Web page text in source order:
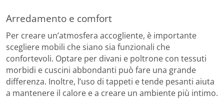
Arredamento e comfort
Per creare un’atmosfera accogliente, è importante
scegliere mobili che siano sia funzionali che
confortevoli. Optare per divani e poltrone con tessuti
morbidi e cuscini abbondanti può fare una grande
differenza. Inoltre, l’uso di tappeti e tende pesanti aiuta
a mantenere il calore e a creare un ambiente più intimo.